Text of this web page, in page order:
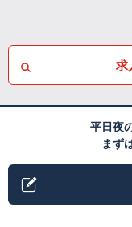
求
平日夜
まず